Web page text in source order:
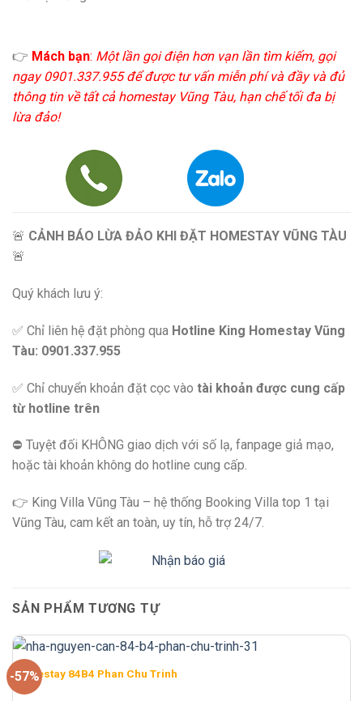
👉 Mách bạn: Một lần gọi điện hơn vạn lần tìm kiếm, gọi
ngay 0901.337.955 để được tư vấn miễn phí và đầy và đủ
thông tin về tất cả homestay Vũng Tàu, hạn chế tối đa bị
lừa đảo!
🚨 CẢNH BÁO LỪA ĐẢO KHI ĐẶT HOMESTAY VŨNG TÀU
🚨
Quý khách lưu ý:
✅ Chỉ liên hệ đặt phòng qua Hotline King Homestay Vũng
Tàu: 0901.337.955
✅ Chỉ chuyển khoản đặt cọc vào tài khoản được cung cấp
từ hotline trên
⛔️ Tuyệt đối KHÔNG giao dịch với số lạ, fanpage giả mạo,
hoặc tài khoản không do hotline cung cấp.
👉 King Villa Vũng Tàu – hệ thống Booking Villa top 1 tại
Vũng Tàu, cam kết an toàn, uy tín, hỗ trợ 24/7.
SẢN PHẨM TƯƠNG TỰ
-57%
Homestay 84B4 Phan Chu Trinh